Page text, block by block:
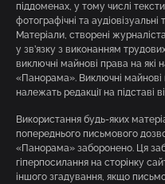
піддоменах, у тому числі
фотографічні та
Матеріали, створені
у зв’язку з виконанням
виключні майнові права на які
«Панорама». Виключні майнові
належать редакції на підставі
Використання будь-яких
попереднього письмового
«Панорама» заборонено. Ця
гіперпосилання на сторінку
іншого згадування, якщо